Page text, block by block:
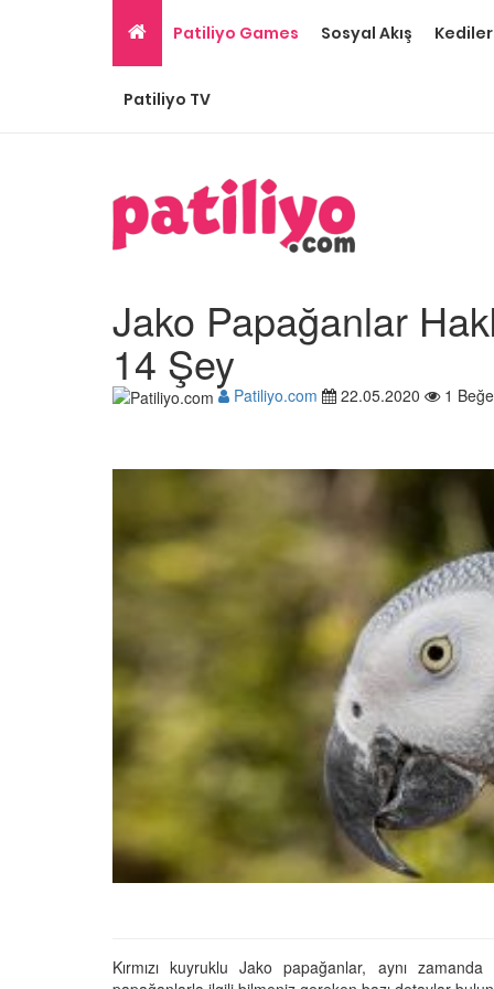
Patiliyo Games Sosyal Akış Kediler
Patiliyo TV
Jako Papağanlar
14 Şey
Patiliyo.com 22.05.2020 1
Kırmızı kuyruklu Jako papağanlar, aynı
22.05.2020
En İyi Konuşan 10
ve Özellikleri
22.05.2020
Cevaplıyoruz:
Kuşunun Hapşırması
22.05.2020
Muhabbet
İsteği Nasıl Fark Edilir?
22.05.2020
Öğrenelim: Muhabbet